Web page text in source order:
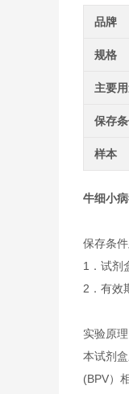
品牌
规格
主要
保存
样本
牛细小
保存条
1．试剂
2．有效
实验原理
本试剂
(BPV）